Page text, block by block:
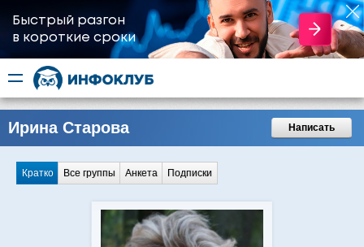
Быстрый разгон
​в короткие сроки
Ирина Старова Написать
Кратко Все группы Анкета Подписки